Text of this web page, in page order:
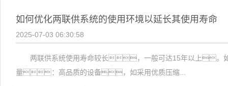
如何优化两联供系统的使用环境以延长其使用寿命
2025-07-03 06:30:58
两联供系统使用寿命较长，一般可达15年以上
量：高品质的设备，如采用优质压缩...